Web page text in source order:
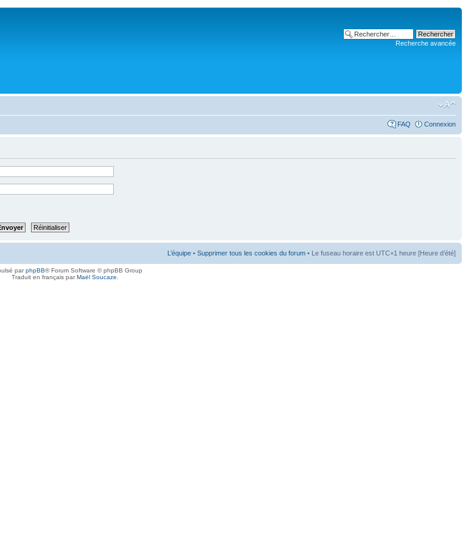
Recherche avancée
FAQ Connexion
L’équipe • Supprimer tous les cookies du forum • Le fuseau horaire est UTC+1 heure [Heure d’été]
parphpBB® Forum Software © phpBB Group
Traduit en français parMaël Soucaze